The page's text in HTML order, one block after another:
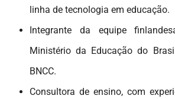
linha de tecnologia em educação.
Integrante da equipe
Ministério da Educação do
BNCC.
Consultora de ensino, com